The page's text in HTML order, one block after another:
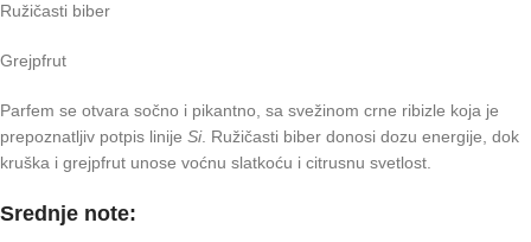
Ružičasti biber
Grejpfrut
Parfem se otvara sočno i pikantno, sa svežinom crne ribizle koja je
prepoznatljiv potpis linije Si. Ružičasti biber donosi dozu energije, dok
kruška i grejpfrut unose voćnu slatkoću i citrusnu svetlost.
Srednje note: